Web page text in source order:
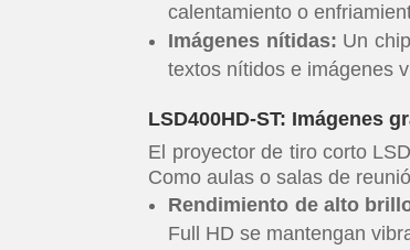
calentamiento o
Imágenes nítidas: Un
textos nítidos e imágenes
LSD400HD-ST: Imágenes
El proyector de tiro corto
Como aulas o salas de
Rendimiento de alto
Full HD se mantengan